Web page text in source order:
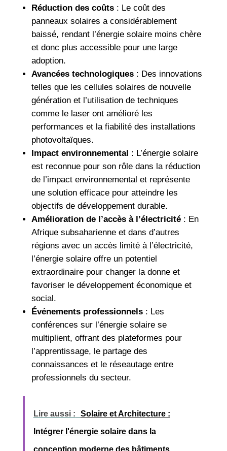
Réduction des coûts: Le coût des
panneaux solaires a considérablement
baissé, rendant l’énergie solaire moins chère
et donc plus accessible pour une large
adoption.
Avancées technologiques: Des innovations
telles que les cellules solaires de nouvelle
génération et l’utilisation de techniques
comme le laser ont amélioré les
performances et la fiabilité des installations
photovoltaïques.
Impact environnemental : L’énergie solaire
est reconnue pour son rôle dans la réduction
de l’impact environnemental et représente
une solution efficace pour atteindre les
objectifs de développement durable.
Amélioration de l’accès à l’électricité: En
Afrique subsaharienne et dans d’autres
régions avec un accès limité à l’électricité,
l’énergie solaire offre un potentiel
extraordinaire pour changer la donne et
favoriser le développement économique et
social.
Événements professionnels: Les
conférences sur l’énergie solaire se
multiplient, offrant des plateformes pour
l’apprentissage, le partage des
connaissances et le réseautage entre
professionnels du secteur.
Lire aussi : Solaire et Architecture :
Intégrer l'énergie solaire dans la
conception moderne des bâtiments